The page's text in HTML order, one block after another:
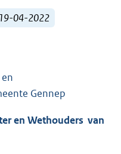
04-2022
Gennep
en Wethouders van